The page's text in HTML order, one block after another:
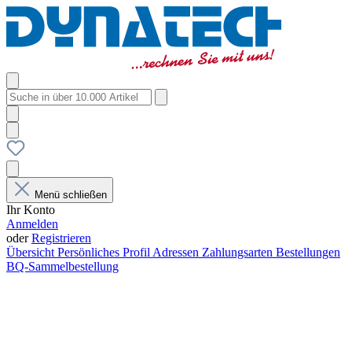
Menü schließen
Ihr Konto
Anmelden
oderRegistrieren
Übersicht Persönliches Profil Adressen Zahlungsarten Bestellungen
BQ-Sammelbestellung